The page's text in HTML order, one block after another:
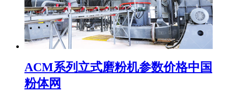
ACM系列立式磨粉机参数价格中国
粉体网